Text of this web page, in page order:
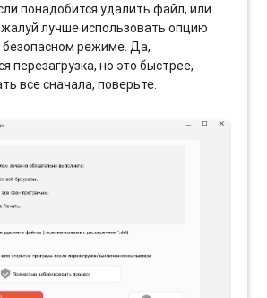
понадобится удалить файл, или
лучше использовать опцию
безопасном режиме. Да,
перезагрузка, но это быстрее,
все сначала, поверьте.